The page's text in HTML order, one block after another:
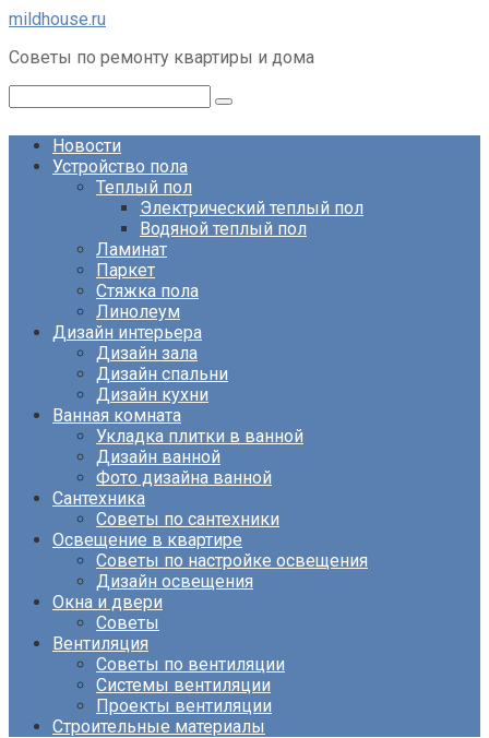
Перейти
контенту
mildhouse.ru
Советы по ремонту квартиры и дома
Новости
Устройство пола
Теплый пол
Электрический теплый пол
Водяной теплый пол
Ламинат
Паркет
Стяжка пола
Линолеум
Дизайн интерьера
Дизайн зала
Дизайн спальни
Дизайн кухни
Ванная комната
Укладка плитки в ванной
Дизайн ванной
Фото дизайна ванной
Сантехника
Советы по сантехники
Освещение в квартире
Советы по настройке освещения
Дизайн освещения
Окна и двери
Советы
Вентиляция
Советы по вентиляции
Системы вентиляции
Проекты вентиляции
Строительные материалы